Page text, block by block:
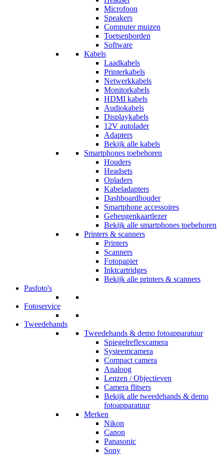
Microfoon
Speakers
Computer muizen
Toetsenborden
Software
Kabels
Laadkabels
Printerkabels
Netwerkkabels
Monitorkabels
HDMI kabels
Audiokabels
Displaykabels
12V autolader
Adapters
Bekijk alle kabels
Smartphones toebehoren
Houders
Headsets
Opladers
Kabeladapters
Dashboardhouder
Smartphone accessoires
Geheugenkaartlezer
Bekijk alle smartphones toebehoren
Printers & scanners
Printers
Scanners
Fotopapier
Inktcartridges
Bekijk alle printers & scanners
Pasfoto's
Fotoservice
Tweedehands
Tweedehands & demo fotoapparatuur
Spiegelreflexcamera
Systeemcamera
Compact camera
Analoog
Lenzen / Objectieven
Camera flitsers
Bekijk alle tweedehands & demo
fotoapparatuur
Merken
Nikon
Canon
Panasonic
Sony